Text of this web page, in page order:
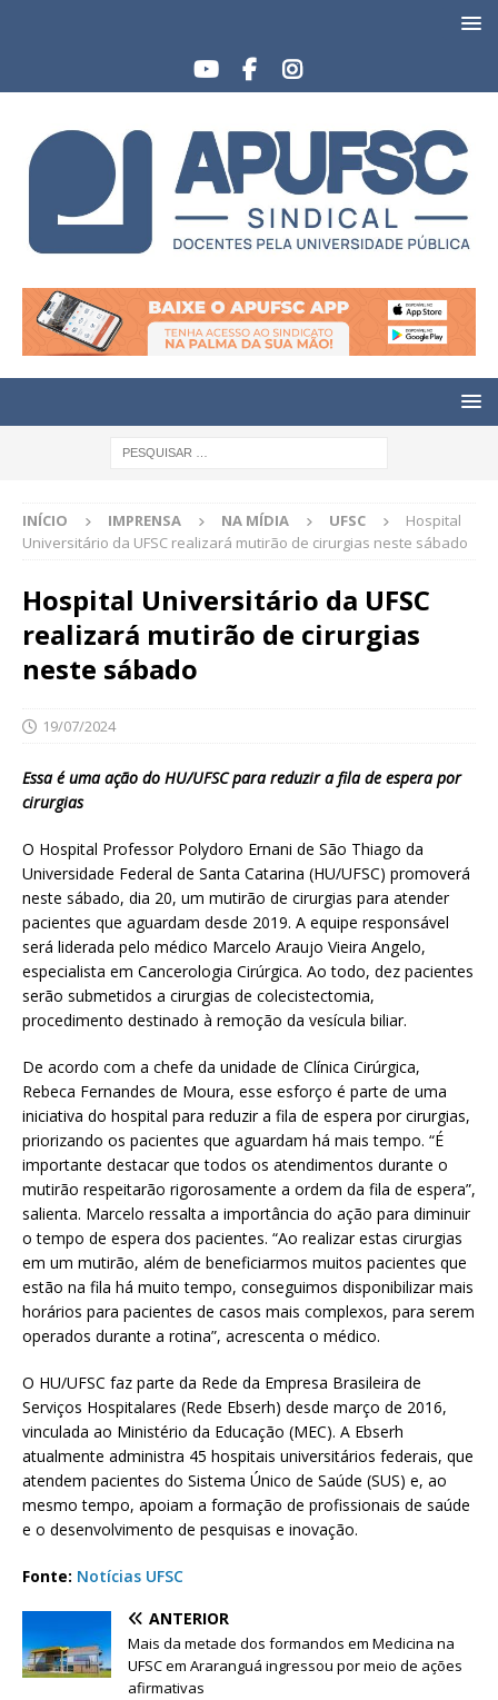
INÍCIO IMPRENSA NA MÍDIA UFSC
Hospital
Universitário da UFSC realizará mutirão de cirurgias neste sábado
Hospital Universitário da UFSC
realizará mutirão de cirurgias
neste sábado
19/07/2024
Essa é uma ação do HU/UFSC para reduzir a fila de espera por
cirurgias
O Hospital Professor Polydoro Ernani de São Thiago da
Universidade Federal de Santa Catarina (HU/UFSC) promoverá
neste sábado, dia 20, um mutirão de cirurgias para atender
pacientes que aguardam desde 2019. A equipe responsável
será liderada pelo médico Marcelo Araujo Vieira Angelo,
especialista em Cancerologia Cirúrgica. Ao todo, dez pacientes
serão submetidos a cirurgias de colecistectomia,
procedimento destinado à remoção da vesícula biliar.
De acordo com a chefe da unidade de Clínica Cirúrgica,
Rebeca Fernandes de Moura, esse esforço é parte de uma
iniciativa do hospital para reduzir a fila de espera por cirurgias,
priorizando os pacientes que aguardam há mais tempo. “É
importante destacar que todos os atendimentos durante o
mutirão respeitarão rigorosamente a ordem da fila de espera”,
salienta. Marcelo ressalta a importância do ação para diminuir
o tempo de espera dos pacientes. “Ao realizar estas cirurgias
em um mutirão, além de beneficiarmos muitos pacientes que
estão na fila há muito tempo, conseguimos disponibilizar mais
horários para pacientes de casos mais complexos, para serem
operados durante a rotina”, acrescenta o médico.
O HU/UFSC faz parte da Rede da Empresa Brasileira de
Serviços Hospitalares (Rede Ebserh) desde março de 2016,
vinculada ao Ministério da Educação (MEC). A Ebserh
atualmente administra 45 hospitais universitários federais, que
atendem pacientes do Sistema Único de Saúde (SUS) e, ao
mesmo tempo, apoiam a formação de profissionais de saúde
e o desenvolvimento de pesquisas e inovação.
Fonte: Notícias UFSC
ANTERIOR
Mais da metade dos formandos em Medicina na
UFSC em Araranguá ingressou por meio de ações
afirmativas